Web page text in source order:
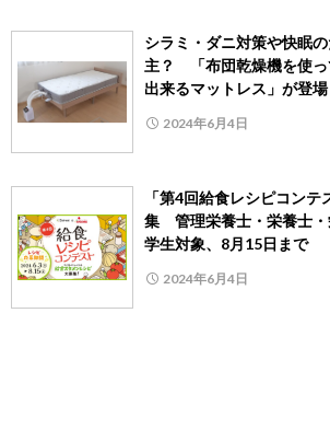
シラミ・ダニ対策や快眠
主？ 「布団乾燥機を使っ
出来るマットレス」が登場
2024年6月4日
「第4回給食レシピコンテ
集 管理栄養士・栄養士・
学生対象、8月15日まで
2024年6月4日